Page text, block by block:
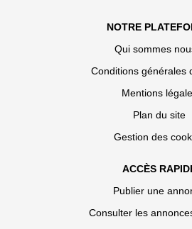
NOTRE
Qui sommes
Conditions générales
Mentions
Plan du site
Gestion des
ACCÈS
Publier une
Consulter les